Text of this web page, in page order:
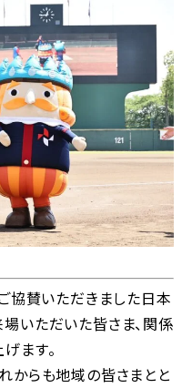
協賛いただきました日本
いただいた皆さま、関係
ます。
からも地域の皆さまとと